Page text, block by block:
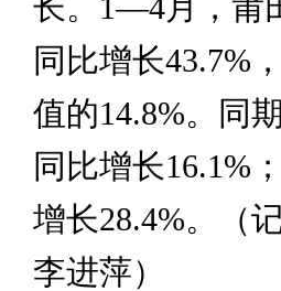
同比增长43.7%
值的14.8%。同
同比增长16.1%
增长28.4%。（
李进萍）